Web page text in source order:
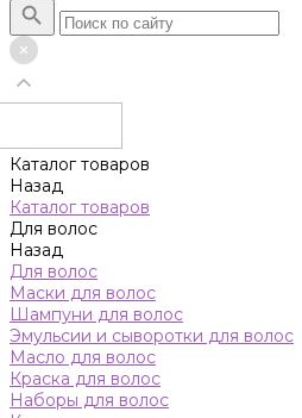
Каталог товаров
Назад
Каталог товаров
Для волос
Назад
Для волос
Маски для волос
Шампуни для волос
Эмульсии и сыворотки для волос
Масло для волос
Краска для волос
Наборы для волос